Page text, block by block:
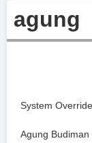
agung
System
Agung Budiman